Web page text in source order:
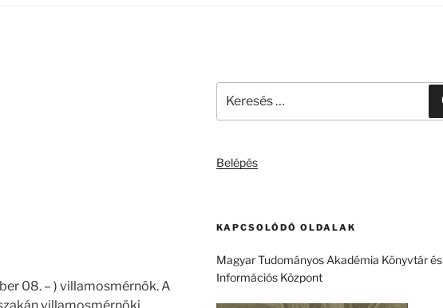
08. – ) villamosmérnök. A
következő
Belépés
KAPCSOLÓDÓ OLDALAK
Magyar Tudományos Akadémia Könyvtár és
Információs Központ